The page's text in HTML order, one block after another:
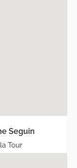
Seguin
Tour